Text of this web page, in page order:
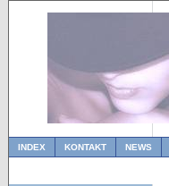
INDEX KONTAKT NEWS